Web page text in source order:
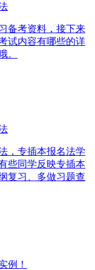
备考资料，接下来
试内容有哪些的详
。
，专插本报名法学
些同学反映专插本
复习、多做习题查
例！